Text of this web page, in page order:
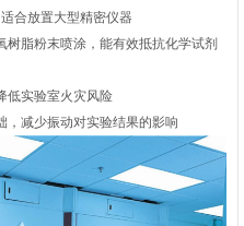
合放置大型精密仪器‌
脂粉末喷涂，能有效抵抗化学试剂
低实验室火灾风险‌
，减少振动对实验结果的影响‌